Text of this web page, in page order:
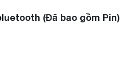
(Đã bao gồm Pin)